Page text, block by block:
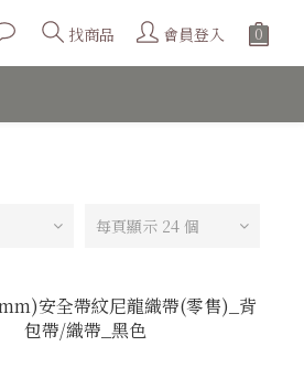
找商品 會員登入
每頁顯示 24 個